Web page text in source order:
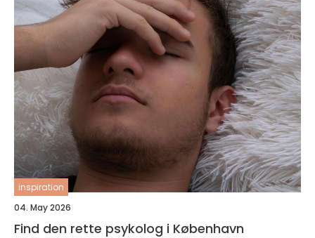
inspiration
04. May 2026
Find den rette psykolog i København